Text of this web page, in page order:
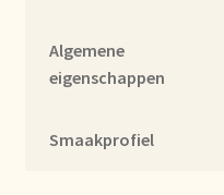
Lebensmittelsicherheit
Lista de precios actualizada.
Algemene
eigenschappen
Smaakprofiel